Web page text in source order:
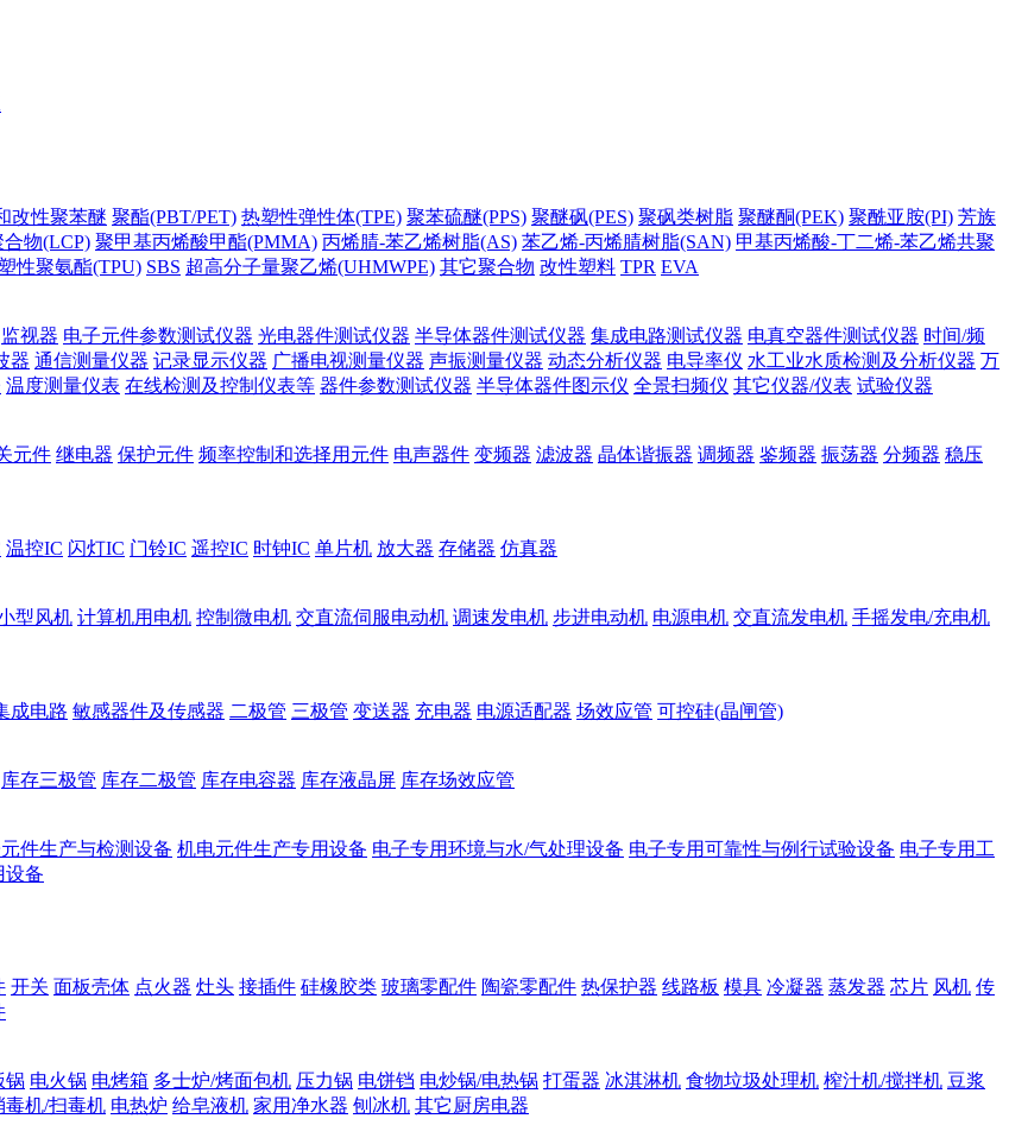
改性聚苯醚 聚酯(PBT/PET) 热塑性弹性体(TPE) 聚苯硫醚(PPS) 聚醚砜(PES) 聚砜类树脂 聚醚酮(PEK) 聚酰亚胺(PI) 芳族
物(LCP) 聚甲基丙烯酸甲酯(PMMA) 丙烯腈-苯乙烯树脂(AS) 苯乙烯-丙烯腈树脂(SAN) 甲基丙烯酸-丁二烯-苯乙烯共聚
性聚氨酯(TPU) SBS 超高分子量聚乙烯(UHMWPE) 其它聚合物 改性塑料 TPR EVA
监视器 电子元件参数测试仪器 光电器件测试仪器 半导体器件测试仪器 集成电路测试仪器 电真空器件测试仪器 时间/频
器 通信测量仪器 记录显示仪器 广播电视测量仪器 声振测量仪器 动态分析仪器 电导率仪 水工业水质检测及分析仪器 万
温度测量仪表 在线检测及控制仪表等 器件参数测试仪器 半导体器件图示仪 全景扫频仪 其它仪器/仪表 试验仪器
元件 继电器 保护元件 频率控制和选择用元件 电声器件 变频器 滤波器 晶体谐振器 调频器 鉴频器 振荡器 分频器 稳压
温控IC 闪灯IC 门铃IC 遥控IC 时钟IC 单片机 放大器 存储器 仿真器
型风机 计算机用电机 控制微电机 交直流伺服电动机 调速发电机 步进电动机 电源电机 交直流发电机 手摇发电/充电机
成电路 敏感器件及传感器 二极管 三极管 变送器 充电器 电源适配器 场效应管 可控硅(晶闸管)
库存三极管 库存二极管 库存电容器 库存液晶屏 库存场效应管
件生产与检测设备 机电元件生产专用设备 电子专用环境与水/气处理设备 电子专用可靠性与例行试验设备 电子专用工
设备
开关 面板壳体 点火器 灶头 接插件 硅橡胶类 玻璃零配件 陶瓷零配件 热保护器 线路板 模具 冷凝器 蒸发器 芯片 风机 传
锅 电火锅 电烤箱 多士炉/烤面包机 压力锅 电饼铛 电炒锅/电热锅 打蛋器 冰淇淋机 食物垃圾处理机 榨汁机/搅拌机 豆浆
毒机/扫毒机 电热炉 给皂液机 家用净水器 刨冰机 其它厨房电器